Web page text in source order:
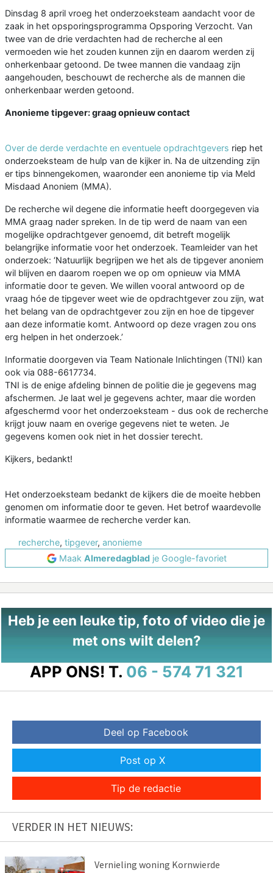
Dinsdag 8 april vroeg het onderzoeksteam aandacht voor de
zaak in het opsporingsprogramma Opsporing Verzocht. Van
twee van de drie verdachten had de recherche al een
vermoeden wie het zouden kunnen zijn en daarom werden zij
onherkenbaar getoond. De twee mannen die vandaag zijn
aangehouden, beschouwt de recherche als de mannen die
onherkenbaar werden getoond.
Anonieme tipgever: graag opnieuw contact
Over de derde verdachte en eventuele opdrachtgevers riep het
onderzoeksteam de hulp van de kijker in. Na de uitzending zijn
er tips binnengekomen, waaronder een anonieme tip via Meld
Misdaad Anoniem (MMA).
De recherche wil degene die informatie heeft doorgegeven via
MMA graag nader spreken. In de tip werd de naam van een
mogelijke opdrachtgever genoemd, dit betreft mogelijk
belangrijke informatie voor het onderzoek. Teamleider van het
onderzoek: ‘Natuurlijk begrijpen we het als de tipgever anoniem
wil blijven en daarom roepen we op om opnieuw via MMA
informatie door te geven. We willen vooral antwoord op de
vraag hóe de tipgever weet wie de opdrachtgever zou zijn, wat
het belang van de opdrachtgever zou zijn en hoe de tipgever
aan deze informatie komt. Antwoord op deze vragen zou ons
erg helpen in het onderzoek.’
Informatie doorgeven via Team Nationale Inlichtingen (TNI) kan
ook via 088-6617734.
TNI is de enige afdeling binnen de politie die je gegevens mag
afschermen. Je laat wel je gegevens achter, maar die worden
afgeschermd voor het onderzoeksteam - dus ook de recherche
krijgt jouw naam en overige gegevens niet te weten. Je
gegevens komen ook niet in het dossier terecht.
Kijkers, bedankt!
Het onderzoeksteam bedankt de kijkers die de moeite hebben
genomen om informatie door te geven. Het betrof waardevolle
informatie waarmee de recherche verder kan.
recherche, tipgever, anonieme
Maak Almeredagbladje Google-favoriet
Heb je een leuke tip, foto of video die je
met ons wilt delen?
APP ONS! T. 06 - 574 71 321
Deel op Facebook
Post op X
Tip de redactie
VERDER IN HET NIEUWS:
Vernieling woning Kornwierde